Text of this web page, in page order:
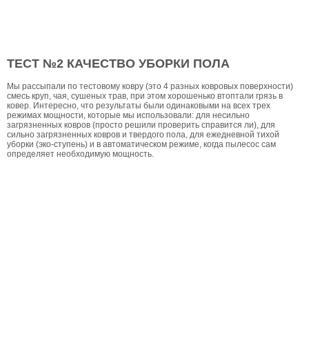
ТЕСТ №2 КАЧЕСТВО УБОРКИ ПОЛА
Мы рассыпали по тестовому ковру (это 4 разных ковровых поверхности)
смесь круп, чая, сушеных трав, при этом хорошенько втоптали грязь в
ковер. Интересно, что результаты были одинаковыми на всех трех
режимах мощности, которые мы использовали: для несильно
загрязненных ковров (просто решили проверить справится ли), для
сильно загрязненных ковров и твердого пола, для ежедневной тихой
уборки (эко-ступень) и в автоматическом режиме, когда пылесос сам
определяет необходимую мощность.